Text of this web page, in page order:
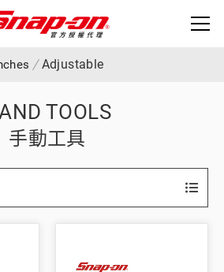
Adjustable
TOOLS
手動工具